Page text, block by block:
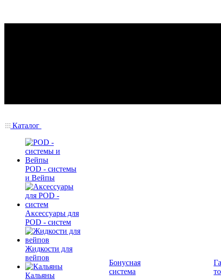
Каталог
POD - системы
и Вейпы
Аксессуары для
POD - систем
Жидкости для
вейпов
Кальяны
Бонусная
система